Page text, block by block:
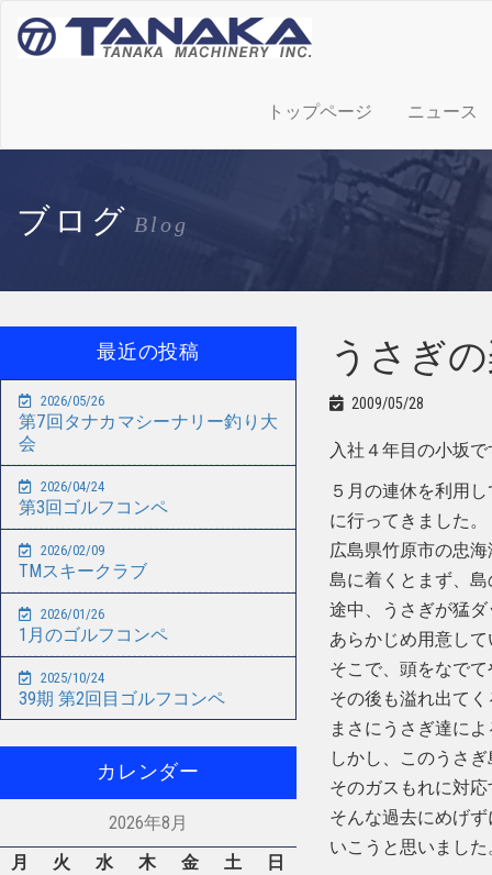
トップページ ニュース
ブログ Blog
うさぎ
2009/05/28
入社４年目の小坂
５月の連休を利用
に行ってきました。
広島県竹原市の忠
島に着くとまず、
途中、うさぎが猛
あらかじめ用意し
そこで、頭をなで
その後も溢れ出て
まさにうさぎ達に
しかし、このうさ
そのガスもれに対
そんな過去にめげ
いこうと思いました
最近の投稿
2026/05/26
第7回タナカマシーナリー釣り大
会
2026/04/24
第3回ゴルフコンペ
2026/02/09
TMスキークラブ
2026/01/26
1月のゴルフコンペ
2025/10/24
39期 第2回目ゴルフコンペ
カレンダー
2026年8月
月
火 水 木 金 土
日